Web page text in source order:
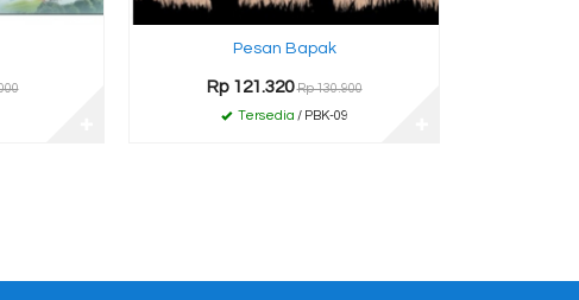
Pesan Bapak
Rp 121.320 Rp 130.900
Tersedia / PBK-09